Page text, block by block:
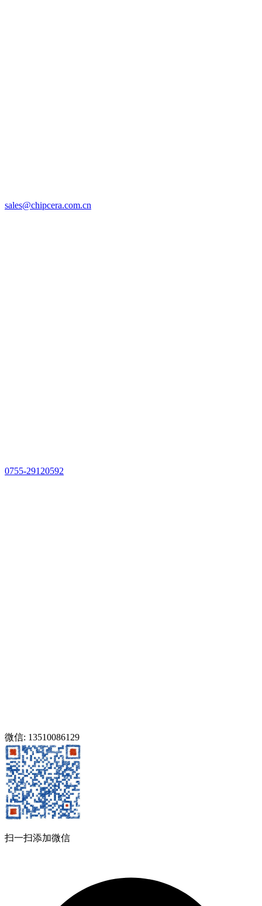
sales@chipcera.com.cn
0755-29120592
微信: 13510086129
扫一扫添加微信